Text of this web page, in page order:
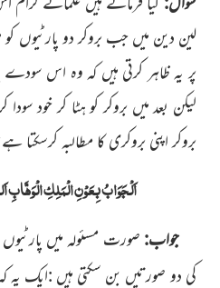
لین دین میں جب بروکر دو پارٹیوں کو
پر یہ ظاہر کرتی ہیں کہ وہ اس
لیکن بعد میں بروکر کو ہٹا کر خود
بروکر اپنی بروکری کا مطالبہ کرسکتا
اَلْجَوَابُ بِعَوْنِ الْمَلِکِ الْوَھَّابِ
جواب: صورت مسئولہ میں
کی دو صورتیں بن سکتی ہیں :ایک یہ کہ